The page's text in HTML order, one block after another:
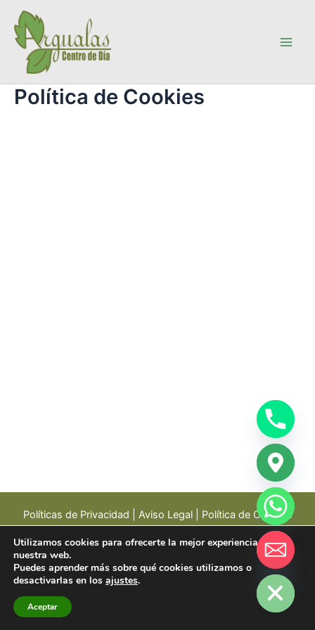
contenido
Política de Cookies
Políticas de Privacidad Aviso Legal| Política de Cookies
Copyright © 2024 Centro de día Argualas | Calle Argualas,
14, Casablanca, 50012 Zaragoza | Tel. 976 56 68
Utilizamos cookies para ofrecerte la mejor experiencia en
nuestra web.
Puedes aprender más sobre qué cookies utilizamos o
desactivarlas en los ajustes.
Aceptar
Hide
chaty